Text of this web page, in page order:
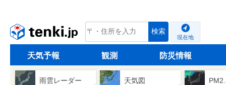
tenki.jp 検索
現在地
天気予報 観測 防災情報
雨雲レーダー 天気図